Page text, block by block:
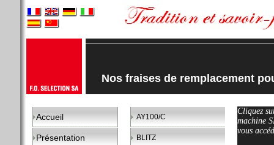
Nos fraises de remplacement
Accueil
Présentation
AY100/C
BLITZ
Cliquez
machine
vous